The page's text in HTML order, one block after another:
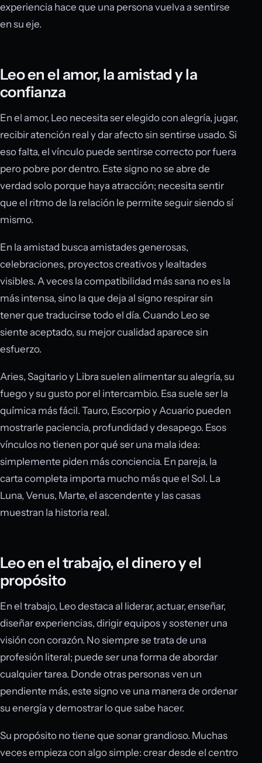
experiencia hace que una persona vuelva a sentirse
en su eje.
Leo en el amor, la amistad y la
confianza
En el amor, Leo necesita ser elegido con alegría, jugar,
recibir atención real y dar afecto sin sentirse usado. Si
eso falta, el vínculo puede sentirse correcto por fuera
pero pobre por dentro. Este signo no se abre de
verdad solo porque haya atracción; necesita sentir
que el ritmo de la relación le permite seguir siendo sí
mismo.
En la amistad busca amistades generosas,
celebraciones, proyectos creativos y lealtades
visibles. A veces la compatibilidad más sana no es la
más intensa, sino la que deja al signo respirar sin
tener que traducirse todo el día. Cuando Leo se
siente aceptado, su mejor cualidad aparece sin
esfuerzo.
Aries, Sagitario y Libra suelen alimentar su alegría, su
fuego y su gusto por el intercambio. Esa suele ser la
química más fácil. Tauro, Escorpio y Acuario pueden
mostrarle paciencia, profundidad y desapego. Esos
vínculos no tienen por qué ser una mala idea:
simplemente piden más conciencia. En pareja, la
carta completa importa mucho más que el Sol. La
Luna, Venus, Marte, el ascendente y las casas
muestran la historia real.
Leo en el trabajo, el dinero y el
propósito
En el trabajo, Leo destaca al liderar, actuar, enseñar,
diseñar experiencias, dirigir equipos y sostener una
visión con corazón. No siempre se trata de una
profesión literal; puede ser una forma de abordar
cualquier tarea. Donde otras personas ven un
pendiente más, este signo ve una manera de ordenar
su energía y demostrar lo que sabe hacer.
Su propósito no tiene que sonar grandioso. Muchas
veces empieza con algo simple: crear desde el centro